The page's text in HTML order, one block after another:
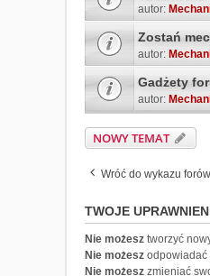
autor:
Zostań
autor:
Gadżety
autor:
NOWY TEMAT
Wróć do wykazu forów
TWOJE
Nie możesz tworzyć
Nie możesz odpowiadać
Nie możesz zmieniać